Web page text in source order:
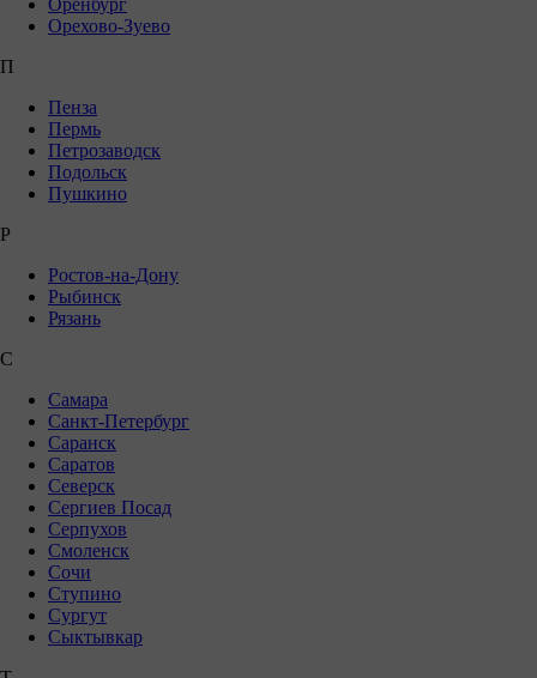
Орехово-Зуево
П
Пенза
Пермь
Петрозаводск
Подольск
Пушкино
Р
Ростов-на-Дону
Рыбинск
Рязань
С
Самара
Санкт-Петербург
Саранск
Саратов
Северск
Сергиев Посад
Серпухов
Смоленск
Сочи
Ступино
Сургут
Сыктывкар